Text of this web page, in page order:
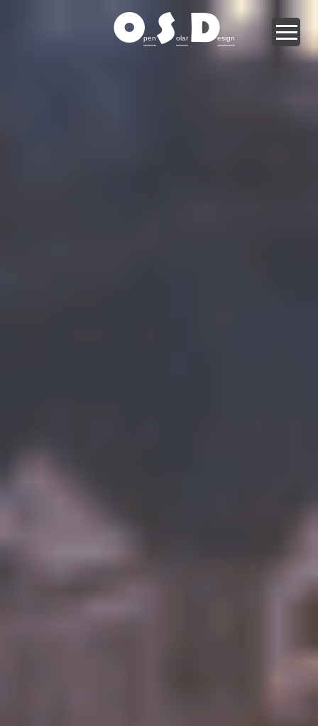
OpenSolar Design